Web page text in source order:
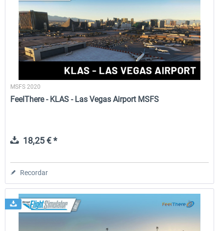
MSFS 2020
FeelThere - KLAS - Las Vegas Airport MSFS
18,25 € *
Recordar